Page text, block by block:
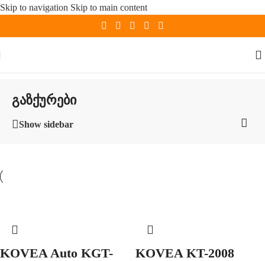
Skip to navigation Skip to main content
გაზქურები
Show sidebar
KOVEA Auto KGT-
KOVEA KT-2008